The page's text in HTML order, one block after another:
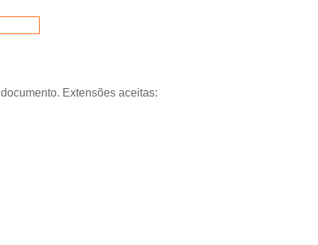
Extensões aceitas: